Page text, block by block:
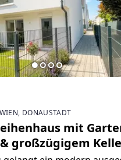
DONAUSTADT
mit
großzügigem